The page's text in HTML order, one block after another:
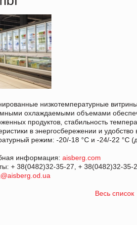
низкотемпературные
охлаждаемыми объемами
продуктов, стабильность
в энергосбережении и удобство
режим: -20/-18 °С и -24/-22 °С
информация: aisberg.com
+ 38(0482)32-35-27, + 38(0482)32-35-
Весь список